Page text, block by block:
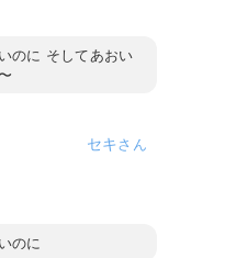
のに そしてあおい
セキ
のに